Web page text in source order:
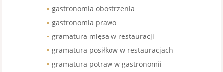
gastronomia obostrzenia
gastronomia prawo
gramatura mięsa w restauracji
gramatura posiłków w restauracjach
gramatura potraw w gastronomii